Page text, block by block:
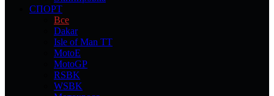
СПОРТ
Все
Dakar
Isle of Man TT
MotoE
MotoGP
RSBK
WSBK